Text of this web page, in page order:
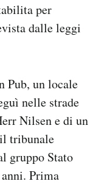
per
dalle leggi
Pub, un locale
nelle strade
Nilsen e di un
tribunale
gruppo Stato
Prima